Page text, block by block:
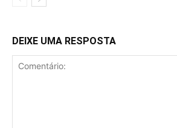
DEIXE UMA RESPOSTA